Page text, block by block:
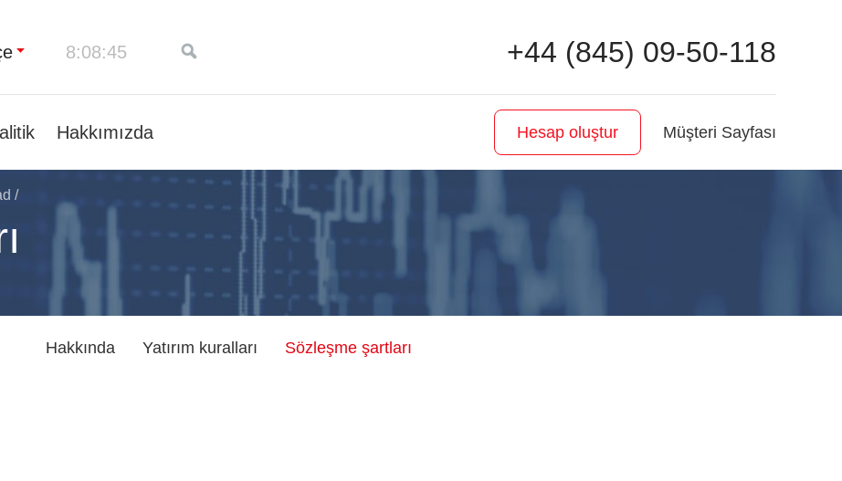
8:08:45 +44 (845) 09-50-118
Hakkımızda Hesap oluştur Müşteri Sayfası
/
Hakkında Yatırım kuralları Sözleşme şartları